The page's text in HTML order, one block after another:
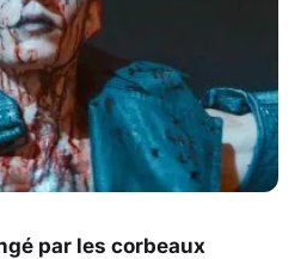
par les corbeaux